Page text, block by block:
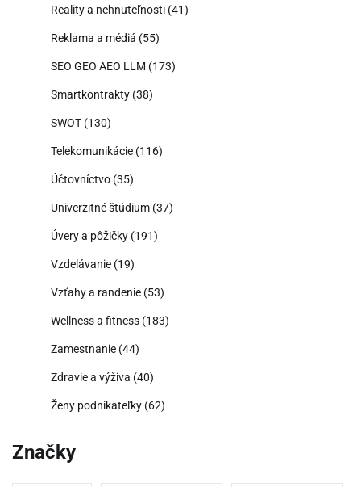
Reality a nehnuteľnosti (41)
Reklama a médiá (55)
SEO GEO AEO LLM (173)
Smartkontrakty (38)
SWOT (130)
Telekomunikácie (116)
Účtovníctvo (35)
Univerzitné štúdium (37)
Úvery a pôžičky (191)
Vzdelávanie (19)
Vzťahy a randenie (53)
Wellness a fitness (183)
Zamestnanie (44)
Zdravie a výživa (40)
Ženy podnikateľky (62)
Značky